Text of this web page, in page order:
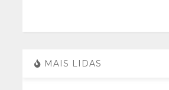
MAIS LIDAS